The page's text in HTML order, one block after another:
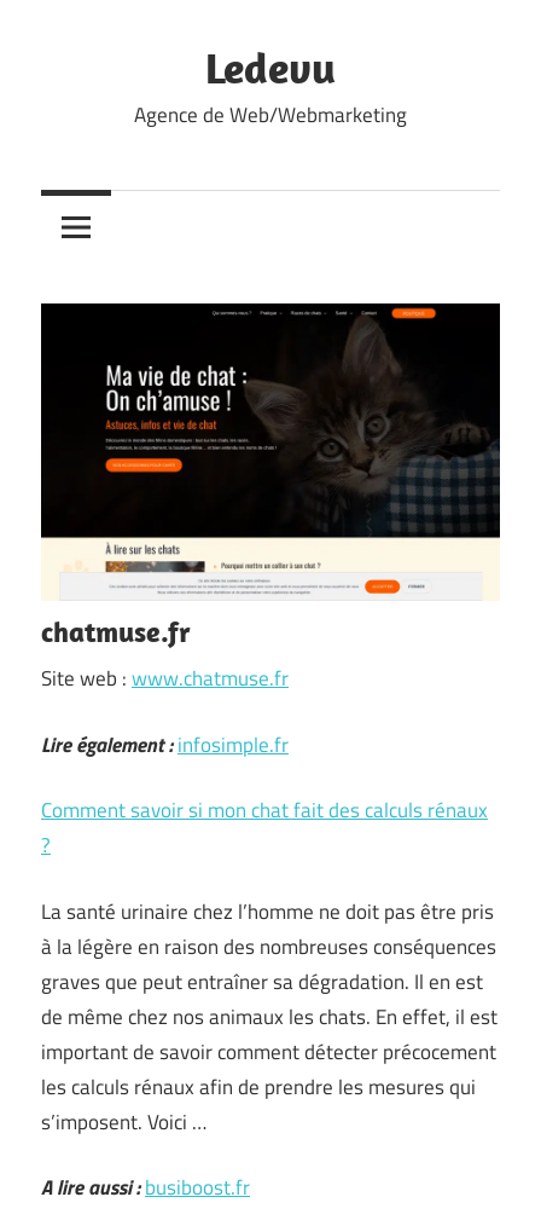
Ledevu
Agence de Web/Webmarketing
chatmuse.fr
Site web :www.chatmuse.fr
Lire également :infosimple.fr
Comment savoir si mon chat fait des calculs rénaux
?
La santé urinaire chez l’homme ne doit pas être pris
à la légère en raison des nombreuses conséquences
graves que peut entraîner sa dégradation. Il en est
de même chez nos animaux les chats. En effet, il est
important de savoir comment détecter précocement
les calculs rénaux afin de prendre les mesures qui
s’imposent. Voici …
A lire aussi :busiboost.fr